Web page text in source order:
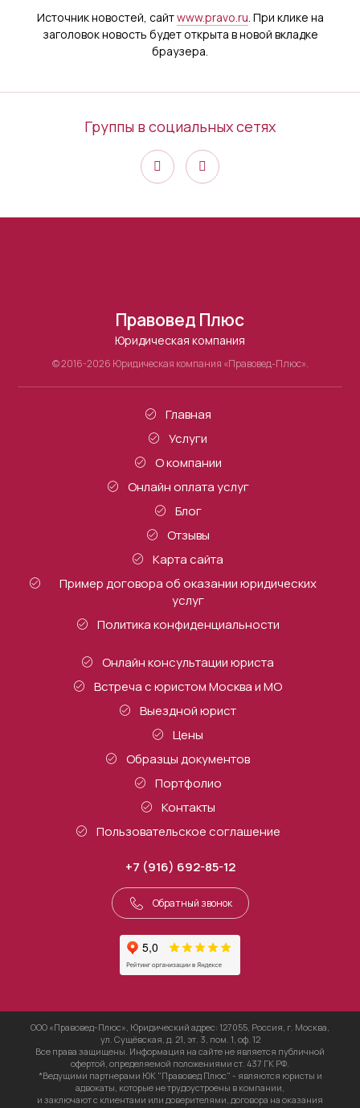
Источник новостей, сайтwww.pravo.ru. При клике на
заголовок новость будет открыта в новой вкладке
браузера.
Группы в социальных сетях
Правовед Плюс
Юридическая компания
© 2016-2026 Юридическая компания «Правовед-Плюс».
Главная
Услуги
О компании
Онлайн оплата услуг
Блог
Отзывы
Карта сайта
Пример договора об оказании юридических
услуг
Политика конфиденциальности
Онлайн консультации юриста
Встреча с юристом Москва и МО
Выездной юрист
Цены
Образцы документов
Портфолио
Контакты
Пользовательское соглашение
+7 (916) 692-85-12
Обратный звонок
ООО «Правовед-Плюс», Юридический адрес: 127055, Россия, г. Москва,
ул. Сущёвская, д. 21, эт. 3, пом. 1, оф. 12
Все права защищены. Информация на сайте не является публичной
офертой, определяемой положениями ст. 437 ГК РФ.
*Ведущими партнерами ЮК "Правовед Плюс" - являются юристы и
адвокаты, которые не трудоустроены в компании,
и заключают с клиентами или доверителями, договора на оказания